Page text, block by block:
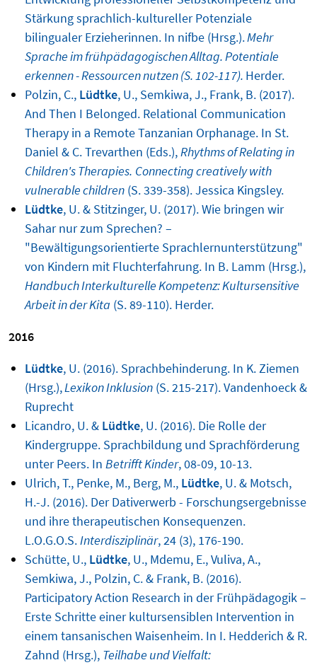
Stärkung sprachlich-kultureller Potenziale
bilingualer Erzieherinnen. In nifbe (Hrsg.).Mehr
Sprache im frühpädagogischen Alltag. Potentiale
erkennen - Ressourcen nutzen (S. 102-117). Herder.
Polzin, C., Lüdtke, U., Semkiwa, J., Frank, B. (2017).
And Then I Belonged. Relational Communication
Therapy in a Remote Tanzanian Orphanage. In St.
Daniel & C. Trevarthen (Eds.),Rhythms of Relating in
Children's Therapies. Connecting creatively with
vulnerable children(S. 339-358). Jessica Kingsley.
Lüdtke, U. & Stitzinger, U. (2017). Wie bringen wir
Sahar nur zum Sprechen? –
"Bewältigungsorientierte Sprachlernunterstützung"
von Kindern mit Fluchterfahrung. In B. Lamm (Hrsg.),
Handbuch Interkulturelle Kompetenz: Kultursensitive
Arbeit in der Kita (S. 89-110). Herder.
2016
Lüdtke, U. (2016). Sprachbehinderung. In K. Ziemen
(Hrsg.),Lexikon Inklusion(S. 215-217). Vandenhoeck &
Ruprecht
Licandro, U. & Lüdtke, U. (2016). Die Rolle der
Kindergruppe. Sprachbildung und Sprachförderung
unter Peers. In Betrifft Kinder, 08-09, 10-13.
Ulrich, T., Penke, M., Berg, M., Lüdtke, U. & Motsch,
H.-J. (2016). Der Dativerwerb - Forschungsergebnisse
und ihre therapeutischen Konsequenzen.
L.O.G.O.S.Interdisziplinär, 24 (3), 176-190.
Schütte, U., Lüdtke, U., Mdemu, E., Vuliva, A.,
Semkiwa, J., Polzin, C. & Frank, B. (2016).
Participatory Action Research in der Frühpädagogik –
Erste Schritte einer kultursensiblen Intervention in
einem tansanischen Waisenheim. In I. Hedderich & R.
Zahnd (Hrsg.), Teilhabe und Vielfalt: